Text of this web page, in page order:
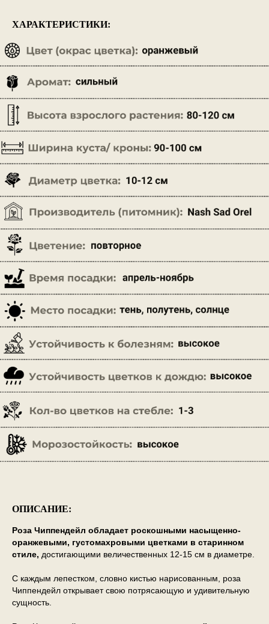
ХАРАКТЕРИСТИКИ:
ОПИСАНИЕ:
Роза Чиппендейл обладает роскошными насыщенно-
оранжевыми, густомахровыми цветками в старинном
стиле, достигающими величественных 12-15 см в диаметре.
С каждым лепестком, словно кистью нарисованным, роза
Чиппендейл открывает свою потрясающую и удивительную
сущность.